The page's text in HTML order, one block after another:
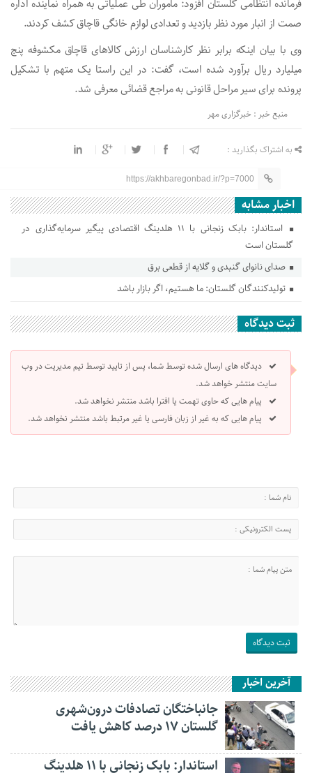
فرمانده انتظامی گلستان افزود: مأموران طی عملیاتی به همراه نماینده اداره
صمت از انبار مورد نظر بازدید و تعدادی لوازم خانگی قاچاق کشف کردند.
وی با بیان اینکه برابر نظر کارشناسان ارزش کالاهای قاچاق مکشوفه پنج
میلیارد ریال برآورد شده است، گفت: در این راستا یک متهم با تشکیل
پرونده برای سیر مراحل قانونی به مراجع قضائی معرفی شد.
منبع خبر : خبرگزاری مهر
به اشتراک بگذارید :
https://akhbaregonbad.ir/?p=7000
اخبار مشابه
استاندار: بابک زنجانی با ۱۱ هلدینگ اقتصادی پیگیر سرمایه‌گذاری در
گلستان است
صدای نانوای گنبدی و گلایه از قطعی برق
تولیدکنندگان گلستان: ما هستیم، اگر بازار باشد
ثبت دیدگاه
دیدگاه های ارسال شده توسط شما، پس از تایید توسط تیم مدیریت در وب
سایت منتشر خواهد شد.
پیام هایی که حاوی تهمت یا افترا باشد منتشر نخواهد شد.
پیام هایی که به غیر از زبان فارسی یا غیر مرتبط باشد منتشر نخواهد شد.
آخرین اخبار
جانباختگان تصادفات درون‌شهری
گلستان ۱۷ درصد کاهش یافت
استاندار: بابک زنجانی با ۱۱ هلدینگ